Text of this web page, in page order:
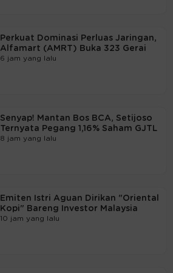
Perkuat Dominasi Perluas Jaringan,
Alfamart (AMRT) Buka 323 Gerai
6 jam yang lalu
Senyap! Mantan Bos BCA, Setijoso
Ternyata Pegang 1,16% Saham GJTL
8 jam yang lalu
Emiten Istri Aguan Dirikan "Oriental
Kopi" Bareng Investor Malaysia
10 jam yang lalu